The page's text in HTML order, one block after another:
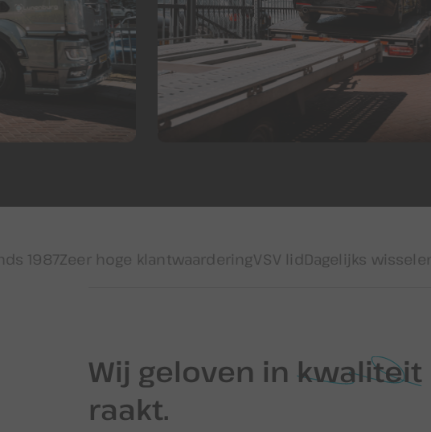
hoge klantwaarderingVSV lidDagelijks wisselende
Wij geloven in kwaliteit
raakt.